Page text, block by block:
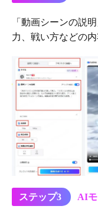
「動画シーンの説
力、戦い方などの
ステップ3 AI